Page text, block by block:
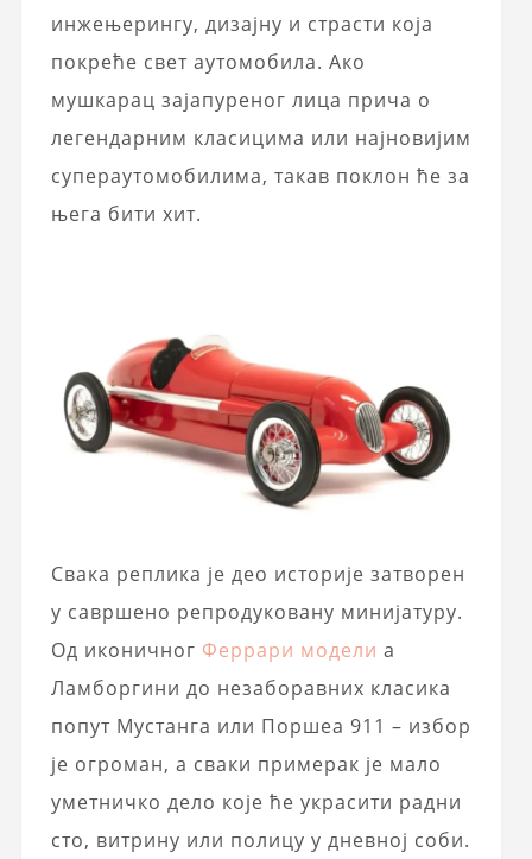
инжењерингу, дизајну и страсти која
покреће свет аутомобила. Ако
мушкарац зајапуреног лица прича о
легендарним класицима или најновијим
супераутомобилима, такав поклон ће за
њега бити хит.
Свака реплика је део историје затворен
у савршено репродуковану минијатуру.
Од иконичног Феррари модели а
Ламборгини до незаборавних класика
попут Мустанга или Поршеа 911 – избор
је огроман, а сваки примерак је мало
уметничко дело које ће украсити радни
сто, витрину или полицу у дневној соби.